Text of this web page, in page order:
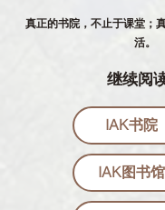
真正的书院，不止于课堂；
活。
继续阅
IAK书院
IAK图书馆